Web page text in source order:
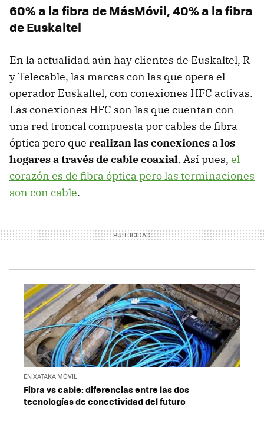
60% a la fibra de MásMóvil, 40% a la fibra
de Euskaltel
En la actualidad aún hay clientes de Euskaltel, R
y Telecable, las marcas con las que opera el
operador Euskaltel, con conexiones HFC activas.
Las conexiones HFC son las que cuentan con
una red troncal compuesta por cables de fibra
óptica pero que realizan las conexiones a los
hogares a través de cable coaxial. Así pues, el
corazón es de fibra óptica pero las terminaciones
son con cable.
EN XATAKA MÓVIL
Fibra vs cable: diferencias entre las dos
tecnologías de conectividad del futuro